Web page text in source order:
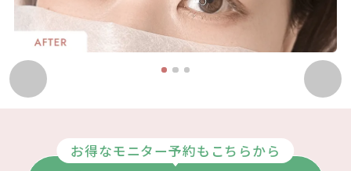
1 2 3
お得なモニター予約もこちらから